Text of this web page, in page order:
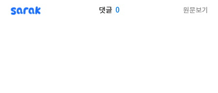
sarak 댓글 0 원문보기